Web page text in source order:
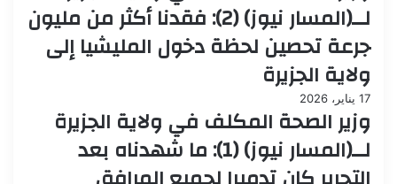
لــ(المسار نيوز) (2): فقدنا أكثر من مليون
جرعة تحصين لحظة دخول المليشيا إلى
ولاية الجزيرة
17 يناير، 2026
وزير الصحة المكلف في ولاية الجزيرة
لــ(المسار نيوز) (1): ما شهدناه بعد